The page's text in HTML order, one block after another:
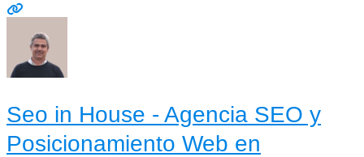
Seo in House - Agencia SEO y
Posicionamiento Web en